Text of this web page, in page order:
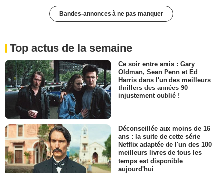
Bandes-annonces à ne pas manquer
Top actus de la semaine
Ce soir entre amis : Gary
Oldman, Sean Penn et Ed
Harris dans l'un des meilleurs
thrillers des années 90
injustement oublié !
Déconseillée aux moins de 16
ans : la suite de cette série
Netflix adaptée de l'un des 100
meilleurs livres de tous les
temps est disponible
aujourd'hui